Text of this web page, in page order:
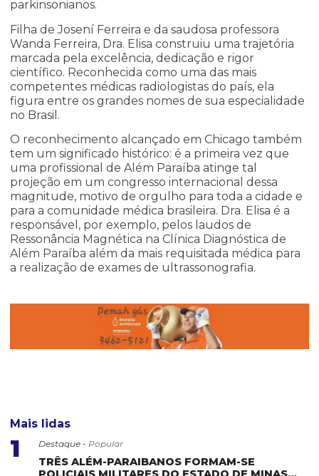
Mais lidas
1 Destaque - Popular
TRÊS ALÉM-PARAIBANOS FORMAM-SE
parkinsonianos.
Filha de Josení Ferreira e da saudosa professora
Wanda Ferreira, Dra. Elisa construiu uma trajetória
marcada pela excelência, dedicação e rigor
científico. Reconhecida como uma das mais
competentes médicas radiologistas do país, ela
figura entre os grandes nomes de sua especialidade
no Brasil.
O reconhecimento alcançado em Chicago também
tem um significado histórico: é a primeira vez que
uma profissional de Além Paraíba atinge tal
projeção em um congresso internacional dessa
magnitude, motivo de orgulho para toda a cidade e
para a comunidade médica brasileira. Dra. Elisa é a
responsável, por exemplo, pelos laudos de
Ressonância Magnética na Clínica Diagnóstica de
Além Paraíba além da mais requisitada médica para
a realização de exames de ultrassonografia.